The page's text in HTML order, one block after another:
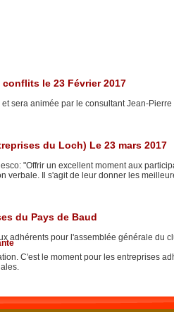
le 23 Février 2017
sera animée par le consultant Jean-Pierre
du Loch) Le 23 mars 2017
"Offrir un excellent moment aux
verbale. Il s'agit de leur donner les
du Pays de Baud
adhérents pour l'assemblée générale du
C'est le moment pour les entreprises